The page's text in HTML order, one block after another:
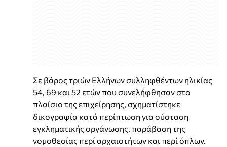
Σε βάρος τριών Ελλήνων συλληφθέντων ηλικίας
54, 69 και 52 ετών που συνελήφθησαν στο
πλαίσιο της επιχείρησης, σχηματίστηκε
δικογραφία κατά περίπτωση για σύσταση
εγκληματικής οργάνωσης, παράβαση της
νομοθεσίας περί αρχαιοτήτων και περί όπλων.